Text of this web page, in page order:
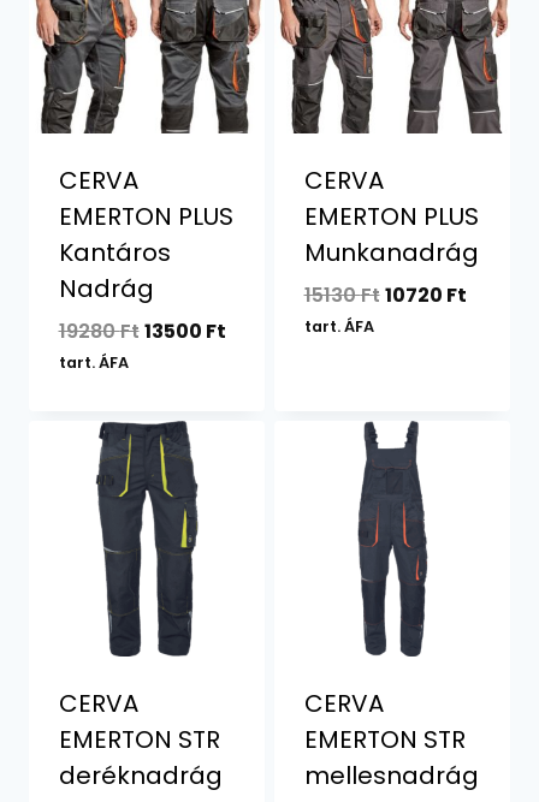
CERVA
EMERTON PLUS
Kantáros
Nadrág
19280FtOriginal
19280 Ft.
13500 FtCurrent
tart. ÁFA
CERVA
EMERTON PLUS
Munkanadrág
15130FtOriginal
10720 Ft
tart. ÁFA
CERVA
EMERTON STR
deréknadrág
CERVA
EMERTON STR
mellesnadrág